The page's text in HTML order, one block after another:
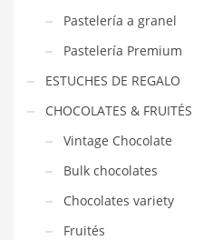
Pastelería a granel
Pastelería Premium
ESTUCHES DE REGALO
CHOCOLATES & FRUITÉS
Vintage Chocolate
Bulk chocolates
Chocolates variety
Fruités